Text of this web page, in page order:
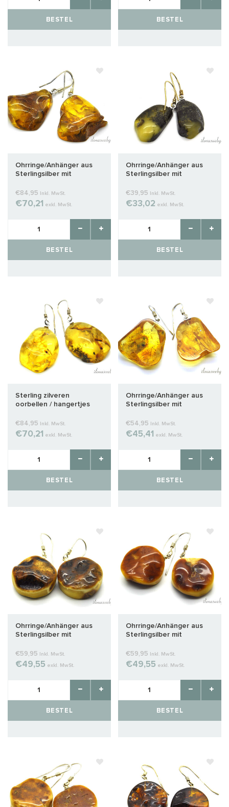
BESTEL BESTEL
Ohrringe/Anhänger aus
Sterlingsilber mit
€84,95 Inkl. MwSt.
€70,21 exkl. MwSt.
BESTEL
Ohrringe/Anhänger aus
Sterlingsilber mit
€39,95 Inkl. MwSt.
€33,02 exkl. MwSt.
BESTEL
Sterling zilveren
oorbellen / hangertjes
€84,95 Inkl. MwSt.
€70,21 exkl. MwSt.
BESTEL
Ohrringe/Anhänger aus
Sterlingsilber mit
€54,95 Inkl. MwSt.
€45,41 exkl. MwSt.
BESTEL
Ohrringe/Anhänger aus
Sterlingsilber mit
mm
€59,95 Inkl. MwSt.
€49,55 exkl. MwSt.
BESTEL
Ohrringe/Anhänger aus
Sterlingsilber mit
24x19x10mm
€59,95 Inkl. MwSt.
€49,55 exkl. MwSt.
BESTEL